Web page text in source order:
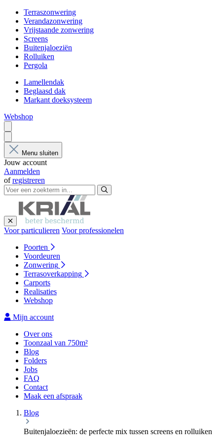
Terraszonwering
Verandazonwering
Vrijstaande zonwering
Screens
Buitenjaloeziën
Rolluiken
Pergola
Lamellendak
Beglaasd dak
Markant doeksysteem
Webshop
Menu sluiten
Jouw account
Aanmelden
ofregistreren
Voor particulieren Voor professionelen
Poorten
Voordeuren
Zonwering
Terrasoverkapping
Carports
Realisaties
Webshop
Mijn account
Over ons
Toonzaal van 750m²
Blog
Folders
Jobs
FAQ
Contact
Maak een afspraak
Blog
Buitenjaloezieën: de perfecte mix tussen screens en rolluiken